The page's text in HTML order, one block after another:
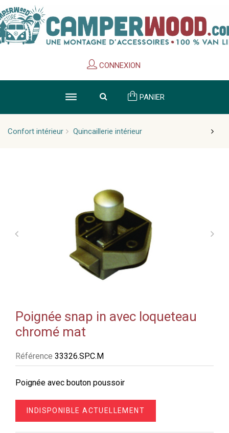
CONNEXION
PANIER
Confort intérieur Quincaillerie intérieur
Poignée snap in avec loqueteau
chromé mat
Référence 33326.SP.C.M
Poignée avec bouton poussoir
INDISPONIBLE ACTUELLEMENT
Cookies management panel